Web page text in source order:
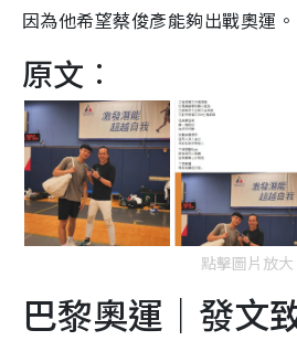
因為他希望蔡俊彥能夠出戰奧運。
原文︰
點擊圖片放大
巴黎奧運｜發文